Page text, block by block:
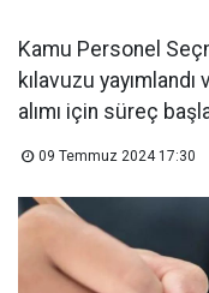
Kamu Personel
kılavuzu
alımı için süreç
09 Temmuz 2024 17:30